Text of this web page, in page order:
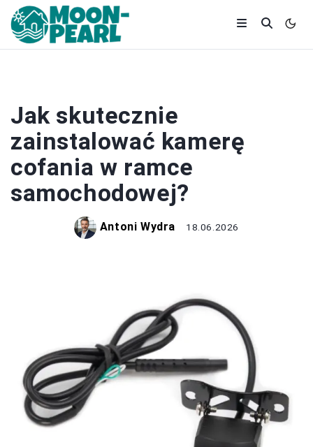
Jak skutecznie
zainstalować kamerę
cofania w ramce
samochodowej?
Antoni Wydra 18.06.2026